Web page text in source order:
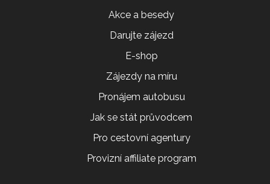
Akce a besedy
Darujte zájezd
E-shop
Zájezdy na míru
Pronájem autobusu
Jak se stát průvodcem
Pro cestovní agentury
Provizní affiliate program